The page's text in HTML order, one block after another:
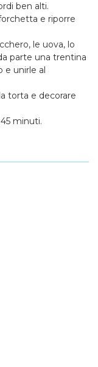
ben alti.
e riporre
le uova, lo
parte una trentina
e unirle al
torta e decorare
minuti.